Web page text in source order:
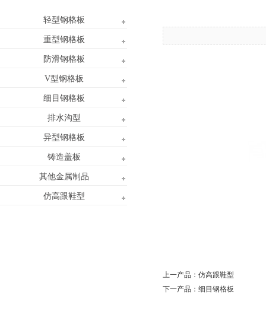
轻型钢格板
重型钢格板
防滑钢格板
V型钢格板
细目钢格板
排水沟型
异型钢格板
铸造盖板
其他金属制品
仿高跟鞋型
上一产品： 仿高跟鞋型
下一产品： 细目钢格板